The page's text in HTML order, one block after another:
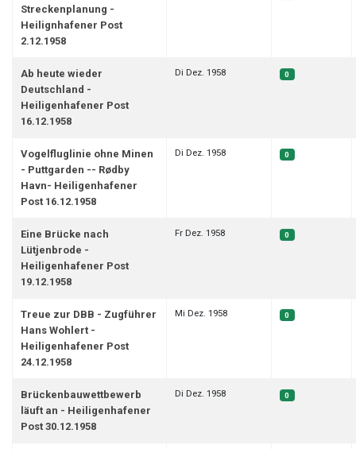
Streckenplanung -
Heilignhafener Post
2.12.1958
Ab heute wieder
Deutschland -
Heiligenhafener Post
16.12.1958
Di Dez. 1958 0
Vogelfluglinie ohne Minen
- Puttgarden -- Rødby
Havn- Heiligenhafener
Post 16.12.1958
Di Dez. 1958 0
Eine Brücke nach
Lütjenbrode -
Heiligenhafener Post
19.12.1958
Fr Dez. 1958 0
Treue zur DBB - Zugführer
Hans Wohlert -
Heiligenhafener Post
24.12.1958
Mi Dez. 1958 0
Brückenbauwettbewerb
läuft an - Heiligenhafener
Post 30.12.1958
Di Dez. 1958 0